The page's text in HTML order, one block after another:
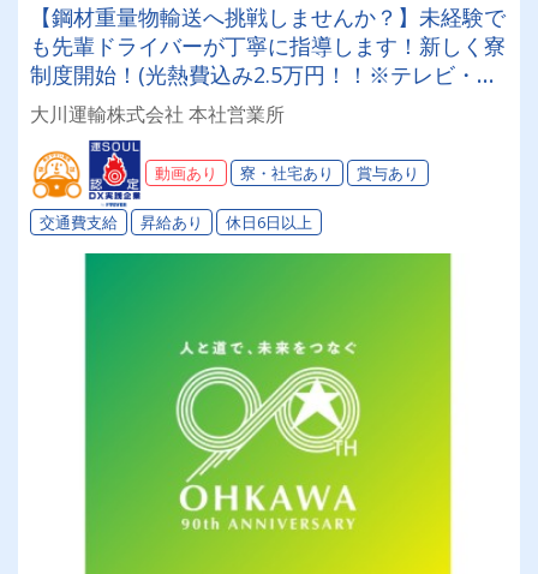
【鋼材重量物輸送へ挑戦しませんか？】未経験で
も先輩ドライバーが丁寧に指導します！新しく寮
制度開始！(光熱費込み2.5万円！！※テレビ・冷
蔵庫・電子レンジは当社が用意します。) 創業90
年の安定企業でメリハリをつけて働く✨性別問わ
ず未経験も大歓迎◎「Gマーク」「働きやすい職
場認証制度」取得済み★入社祝い金や表彰制度な
ど福利厚生も充実♪♪
大川運輸株式会社 本社営業所
動画あり 寮・社宅あり 賞与あり
交通費支給 昇給あり 休日6日以上